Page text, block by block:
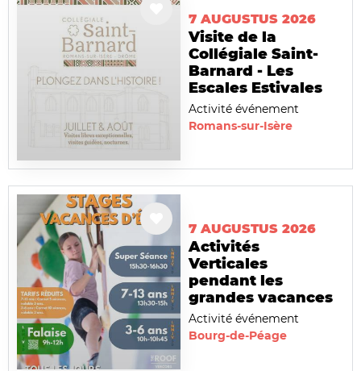
7 AUGUSTUS 2026
Visite de la
Collégiale Saint-
Barnard - Les
Escales Estivales
Activité événement
Romans-sur-Isère
7 AUGUSTUS 2026
Activités
Verticales
pendant les
grandes vacances
Activité événement
Bourg-de-Péage